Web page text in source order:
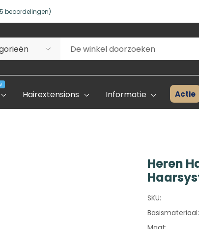
beoordelingen)
Hairextensions Informatie
Beoordelingen En Getuigenissen
Actie
Heren
SKU:
Basismateriaal: